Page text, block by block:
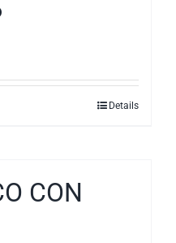
Details
CON